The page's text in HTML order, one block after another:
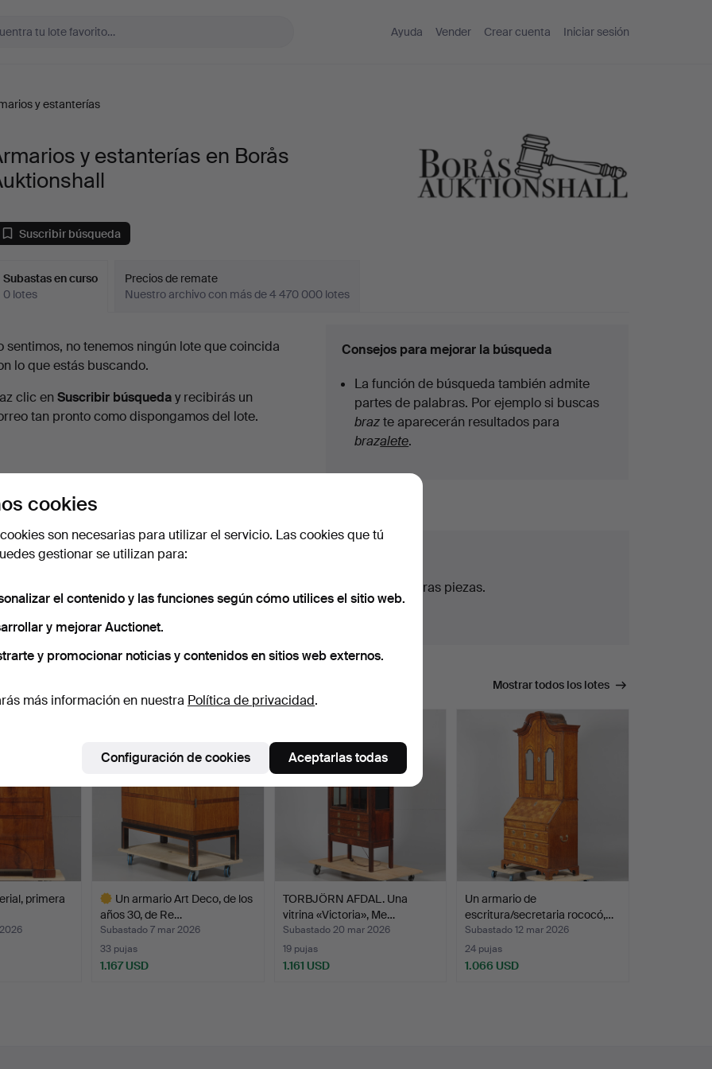
Ayuda Vender Crear cuenta Iniciar sesión
y estanterías
y estanterías en Borås
Suscribir búsqueda
Subastas en curso
0 lotes
Precios de remate
Nuestro archivo con más de 4 470 000 lotes
sentimos, no tenemos ningún lote que coincida
lo que estás buscando.
clic enSuscribir búsqueday recibirás un
tan pronto como dispongamos del lote.
Consejos para mejorar la búsqueda
La función de búsqueda también admite
partes de palabras. Por ejemplo si buscas
brazte aparecerán resultados para
brazalete.
de un servicio de envío con tarifas planas para todas nuestras piezas.
archivo que coinciden con tu búsqueda. Mostrar todos los lotes
primera
Un armario Art Deco, de los
años 30, de Re…
Subastado 7 mar 2026
33 pujas
1.167 USD
TORBJÖRN AFDAL. Una
vitrina «Victoria», Me…
Subastado 20 mar 2026
19 pujas
1.161 USD
Un armario de
escritura/secretaria rococó,…
Subastado 12 mar 2026
24 pujas
1.066 USD
cookies
son necesarias para utilizar el servicio. Las cookies que tú
gestionar se utilizan para:
el contenido y las funciones según cómo utilices el sitio web.
y mejorar Auctionet.
y promocionar noticias y contenidos en sitios web externos.
más información en nuestra Política de privacidad.
Configuración de cookies Aceptarlas todas